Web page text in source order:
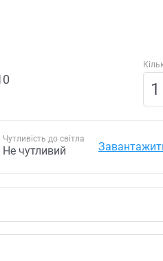
Чутливість до світла
Не чутливий